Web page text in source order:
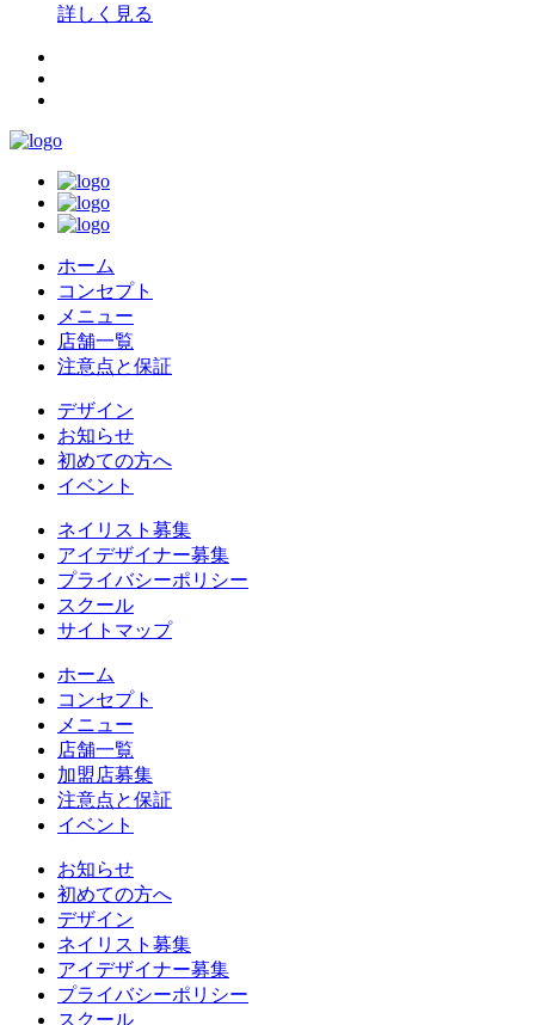
詳しく見る
ホーム
コンセプト
メニュー
店舗一覧
注意点と保証
デザイン
お知らせ
初めての方へ
イベント
ネイリスト募集
アイデザイナー募集
プライバシーポリシー
スクール
サイトマップ
ホーム
コンセプト
メニュー
店舗一覧
加盟店募集
注意点と保証
イベント
お知らせ
初めての方へ
デザイン
ネイリスト募集
アイデザイナー募集
プライバシーポリシー
スクール